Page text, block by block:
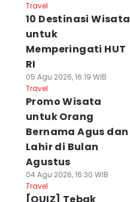
Travel
10 Destinasi Wisata
untuk
Memperingati HUT
RI
05 Agu 2026, 16:19 WIB
Travel
Promo Wisata
untuk Orang
Bernama Agus dan
Lahir di Bulan
Agustus
04 Agu 2026, 16:30 WIB
Travel